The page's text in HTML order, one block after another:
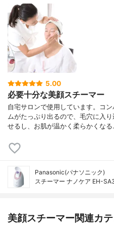
5.00
必要十分な美顔スチーマー
自宅サロンで使用しています。コ
ムがたっぷり出るので、毛穴に入
せるし、お肌が温かく柔らかくな
Panasonic(パナソニック)
スチーマー ナノケア EH-
美顔スチーマー関連カ